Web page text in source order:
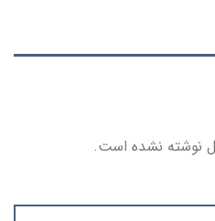
نوشته نشده است.